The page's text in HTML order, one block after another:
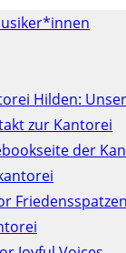
Hilden:
zur Kantorei
der
Friedensspatzen